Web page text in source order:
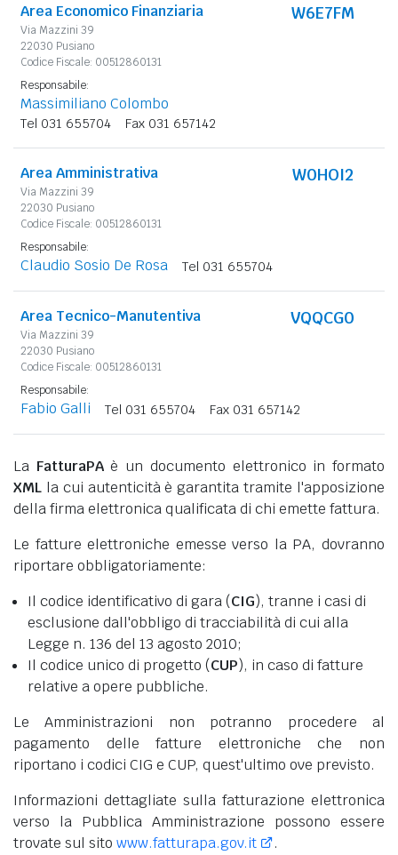
Area Economico Finanziaria
Via Mazzini 39
22030 Pusiano
Codice Fiscale: 00512860131
W6E7FM
Responsabile:
Massimiliano Colombo
Tel 031 655704 Fax 031 657142
Area Amministrativa
Via Mazzini 39
22030 Pusiano
Codice Fiscale: 00512860131
W0HOI2
Responsabile:
Claudio Sosio De Rosa Tel 031 655704
Area Tecnico-Manutentiva
Via Mazzini 39
22030 Pusiano
Codice Fiscale: 00512860131
VQQCG0
Responsabile:
Fabio Galli Tel 031 655704 Fax 031 657142
La FatturaPAè un documento elettronico in formato
XML la cui autenticità è garantita tramite l'apposizione
della firma elettronica qualificata di chi emette fattura.
Le fatture elettroniche emesse verso la PA, dovranno
riportare obbligatoriamente:
Il codice identificativo di gara (CIG), tranne i casi di
esclusione dall'obbligo di tracciabilità di cui alla
Legge n. 136 del 13 agosto 2010;
Il codice unico di progetto (CUP), in caso di fatture
relative a opere pubbliche.
Le Amministrazioni non potranno procedere al
pagamento delle fatture elettroniche che non
riportano i codici CIG e CUP, quest'ultimo ove previsto.
Informazioni dettagliate sulla fatturazione elettronica
verso la Pubblica Amministrazione possono essere
trovate sul sito www.fatturapa.gov.it .